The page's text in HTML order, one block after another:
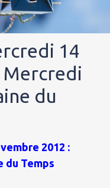
14
Mercredi
du
2012 :
du Temps